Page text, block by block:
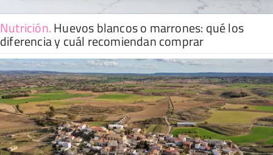
Nutrición.Huevos blancos o marrones: qué los
diferencia y cuál recomiendan comprar